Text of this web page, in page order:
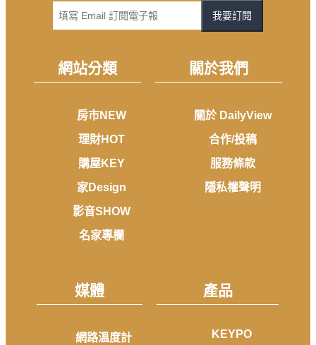
我要訂閱
網站分類
房市NEW
理財HOT
購屋KEY
家Design
影音SHOW
名家專欄
關於我們
關於 DailyView
合作/投稿
服務條款
隱私權聲明
媒體
網路溫度計
產品
KEYPO